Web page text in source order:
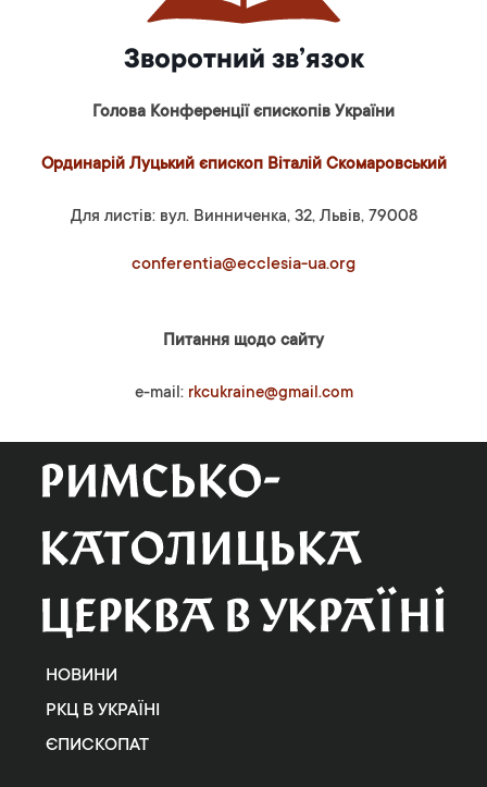
Зворотний зв’язок
Голова Конференції єпископів України
Ординарій Луцький єпископ Віталій Скомаровський
Для листів: вул. Винниченка, 32, Львів, 79008
conferentia@ecclesia-ua.org
Питання щодо сайту
e-mail: rkcukraine@gmail.com
НОВИНИ
РКЦ В УКРАЇНІ
ЄПИСКОПАТ